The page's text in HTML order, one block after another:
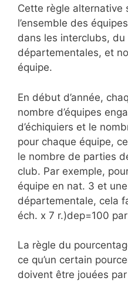
Cette règle alternative
l’ensemble des
dans les interclubs, du
départementales, et
équipe.
En début d’année,
nombre d’équipes
d’échiquiers et le
pour chaque équipe,
le nombre de parties
club. Par exemple,
équipe en nat. 3 et
départementale, cela
éch. x 7 r.)dep=100
La règle du
ce qu’un certain
doivent être jouées